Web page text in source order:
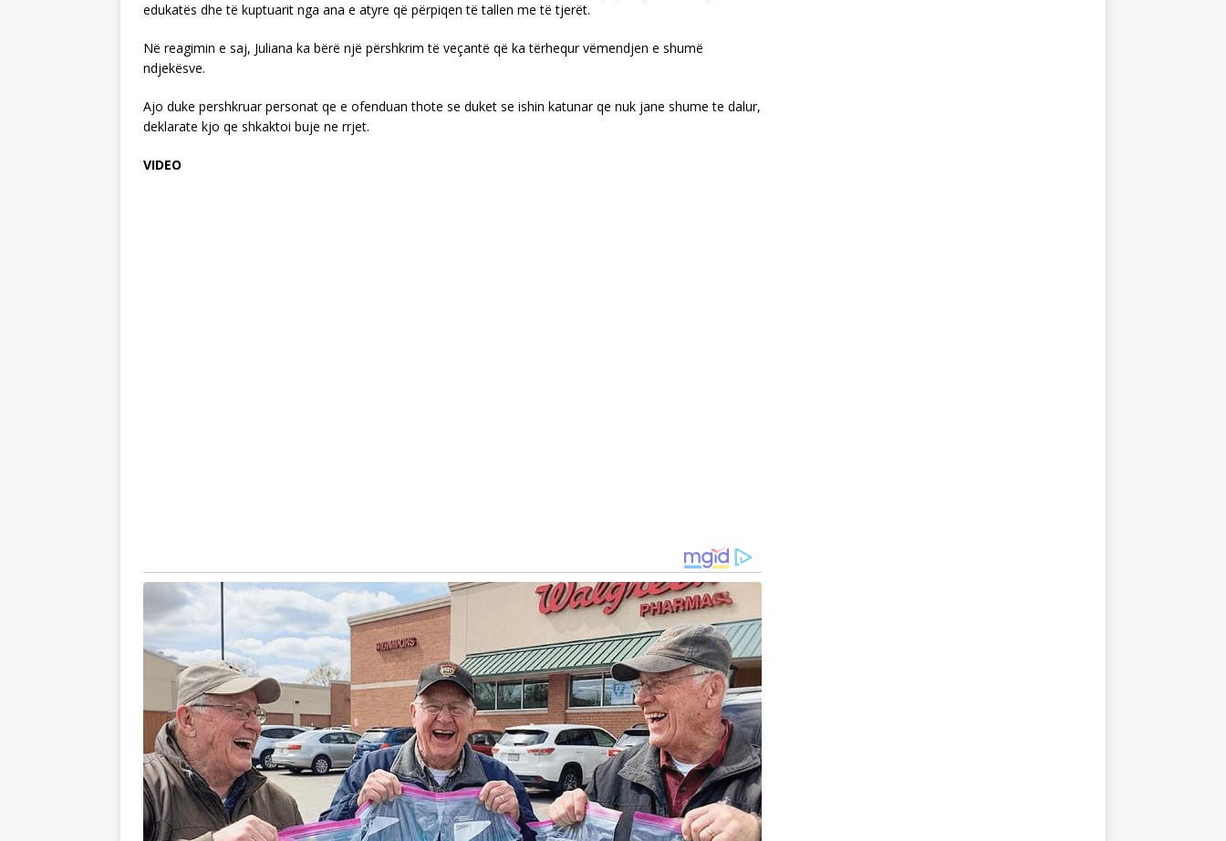
edukatës dhe të kuptuarit nga ana e atyre që përpiqen të tallen me të tjerët.
Në reagimin e saj, Juliana ka bërë një përshkrim të veçantë që ka tërhequr vëmendjen e shumë
ndjekësve.
Ajo duke pershkruar personat qe e ofenduan thote se duket se ishin katunar qe nuk jane shume te dalur,
deklarate kjo qe shkaktoi buje ne rrjet.
VIDEO